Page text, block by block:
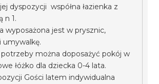
dyspozycji współna łazienka z
n 1.
wyposażona jest w prysznic,
umywalkę.
potrzeby można doposażyć pokój w
łóżko dla dziecka 0-4 lata.
Gości latem indywidualna